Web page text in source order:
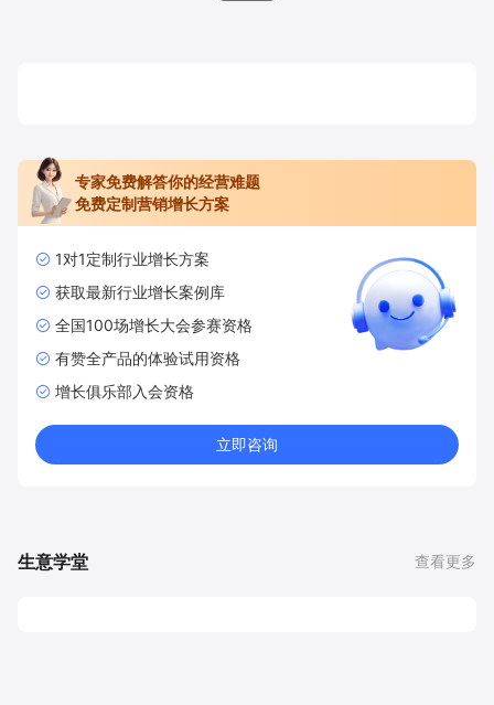
专家免费解答你的经营难题
免费定制营销增长方案
1对1定制行业增长方案
获取最新行业增长案例库
全国100场增长大会参赛资格
有赞全产品的体验试用资格
增长俱乐部入会资格
立即咨询
生意学堂 查看更多